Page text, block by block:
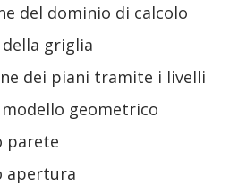
del dominio di calcolo
griglia
dei piani tramite i livelli
modello geometrico
parete
apertura